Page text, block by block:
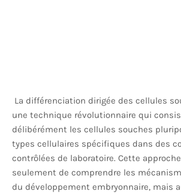
La différenciation dirigée des cellules
une technique révolutionnaire qui
délibérément les cellules souches
types cellulaires spécifiques dans des
contrôlées de laboratoire. Cette
seulement de comprendre les
du développement embryonnaire, mais